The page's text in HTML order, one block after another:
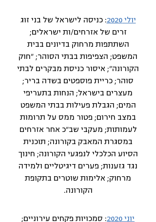
יולי 2020
: כניסה לישראל של בני זוג
זרים של אזרחים/ות ישראלים;
השתתפות מרחוק בדיונים בבית
המשפט; הצפיפות בבתי הסוהר; "חוק
הקורונה"; איסור כניסת מבקרים לבתי
סוהר; כריית פוספטים בשדה בריר;
מעצרים בישראל; הנחות בתעריפי
המים; הגבלת פעילות בבתי המשפט
במצב חירום; פטור ממס על תרומות
לעמותות; מעקבי שב"כ אחר אזרחים
במסגרת המאבק בקורונה; תוכנית
הסיוע הכלכלי לנפגעי הקורונה; חינוך
נגד גזענות; פערים דיגיטליים ולמידה
מרחוק; אלימות שוטרים בתקופת
הקורונה.
יוני 2020 : סמכויות פקחים עירוניים;